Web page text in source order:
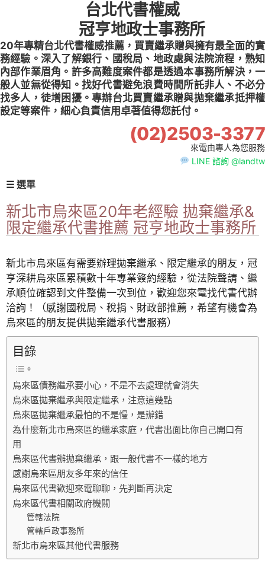
台北代書權威
冠亨地政士事務所
20年專精台北代書權威推薦，買賣繼承贈與擁有最全面的實
務經驗。深入了解銀行、國稅局、地政處與法院流程，熟知
內部作業眉角。許多高難度案件都是透過本事務所解決，一
般人並無從得知。找好代書避免浪費時間所託非人、不必分
找多人，徒增困擾。專辦台北買賣繼承贈與拋棄繼承抵押權
設定等案件，細心負責信用卓著值得您託付。
(02)2503-3377
來電由專人為您服務
LINE 諮詢 @landtw
☰ 選單
新北市烏來區20年老經驗 拋棄繼承&
限定繼承代書推薦 冠亨地政士事務所
新北市烏來區有需要辦理拋棄繼承、限定繼承的朋友，冠
亨深耕烏來區累積數十年專業簽約經驗，從法院聲請、繼
承順位確認到文件整備一次到位，歡迎您來電找代書代辦
洽詢！（感謝國稅局、稅捐、財政部推薦，希望有機會為
烏來區的朋友提供拋棄繼承代書服務）
目錄
烏來區債務繼承要小心，不是不去處理就會消失
烏來區拋棄繼承與限定繼承，注意這幾點
烏來區拋棄繼承最怕的不是慢，是辦錯
為什麼新北市烏來區的繼承家庭，代書出面比你自己開口有
用
烏來區代書辦拋棄繼承，跟一般代書不一樣的地方
感謝烏來區朋友多年來的信任
烏來區代書歡迎來電聊聊，先判斷再決定
烏來區代書相關政府機關
管轄法院
管轄戶政事務所
新北市烏來區其他代書服務